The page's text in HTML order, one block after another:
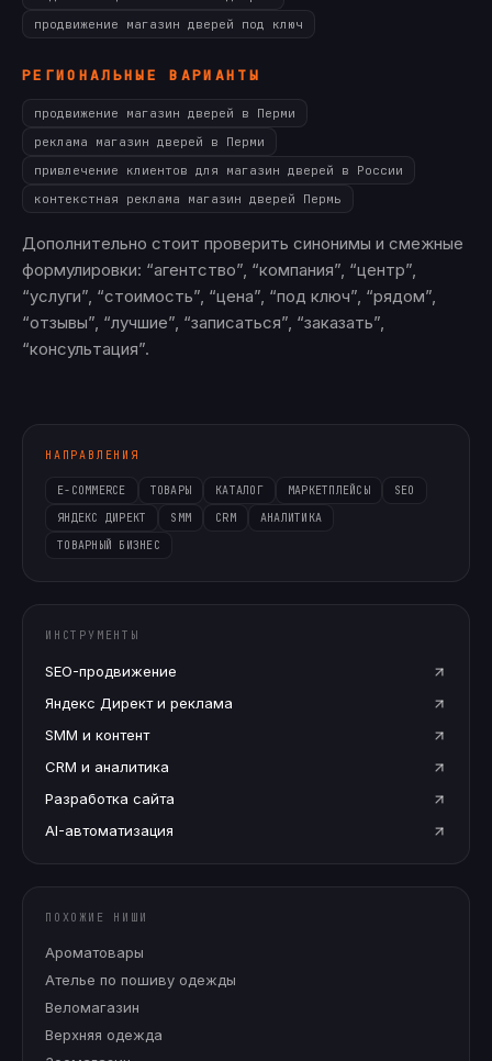
продвижение магазин дверей под ключ
РЕГИОНАЛЬНЫЕ ВАРИАНТЫ
продвижение магазин дверей в Перми
реклама магазин дверей в Перми
привлечение клиентов для магазин дверей в России
контекстная реклама магазин дверей Пермь
Дополнительно стоит проверить синонимы и смежные
формулировки: “агентство”, “компания”, “центр”,
“услуги”, “стоимость”, “цена”, “под ключ”, “рядом”,
“отзывы”, “лучшие”, “записаться”, “заказать”,
“консультация”.
НАПРАВЛЕНИЯ
E-COMMERCE ТОВАРЫ КАТАЛОГ МАРКЕТПЛЕЙСЫ
SEO
ЯНДЕКС ДИРЕКТ
SMM CRM
АНАЛИТИКА
ТОВАРНЫЙ БИЗНЕС
ИНСТРУМЕНТЫ
SEO-продвижение
Яндекс Директ и реклама
SMM и контент
CRM и аналитика
Разработка сайта
AI-автоматизация
ПОХОЖИЕ НИШИ
Ароматовары
Ателье по пошиву одежды
Веломагазин
Верхняя одежда